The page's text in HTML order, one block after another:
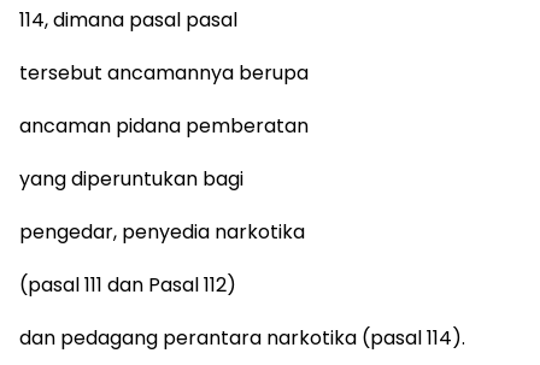
114, dimana pasal pasal
tersebut ancamannya berupa
ancaman pidana pemberatan
yang diperuntukan bagi
pengedar, penyedia narkotika
(pasal 111 dan Pasal 112)
dan pedagang perantara narkotika (pasal 114).